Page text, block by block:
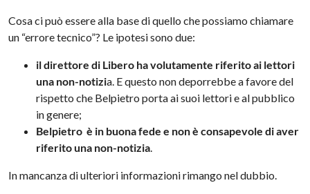
Cosa ci può essere alla base di quello che possiamo chiamare
un “errore tecnico”? Le ipotesi sono due:
il direttore di Libero ha volutamente riferito ai lettori
una non-notizia. E questo non deporrebbe a favore del
rispetto che Belpietro porta ai suoi lettori e al pubblico
in genere;
Belpietro è in buona fede e non è consapevole di aver
riferito una non-notizia
In mancanza di ulteriori informazioni rimango nel dubbio.